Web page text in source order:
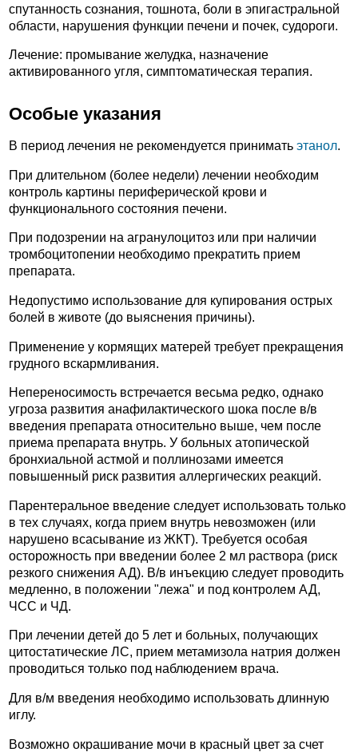
спутанность сознания, тошнота, боли в эпигастральной
области, нарушения функции печени и почек, судороги.
Лечение: промывание желудка, назначение
активированного угля, симптоматическая терапия.
Особые указания
В период лечения не рекомендуется принимать этанол.
При длительном (более недели) лечении необходим
контроль картины периферической крови и
функционального состояния печени.
При подозрении на агранулоцитоз или при наличии
тромбоцитопении необходимо прекратить прием
препарата.
Недопустимо использование для купирования острых
болей в животе (до выяснения причины).
Применение у кормящих матерей требует прекращения
грудного вскармливания.
Непереносимость встречается весьма редко, однако
угроза развития анафилактического шока после в/в
введения препарата относительно выше, чем после
приема препарата внутрь. У больных атопической
бронхиальной астмой и поллинозами имеется
повышенный риск развития аллергических реакций.
Парентеральное введение следует использовать только
в тех случаях, когда прием внутрь невозможен (или
нарушено всасывание из ЖКТ). Требуется особая
осторожность при введении более 2 мл раствора (риск
резкого снижения АД). В/в инъекцию следует проводить
медленно, в положении "лежа" и под контролем АД,
ЧСС и ЧД.
При лечении детей до 5 лет и больных, получающих
цитостатические ЛС, прием метамизола натрия должен
проводиться только под наблюдением врача.
Для в/м введения необходимо использовать длинную
иглу.
Возможно окрашивание мочи в красный цвет за счет